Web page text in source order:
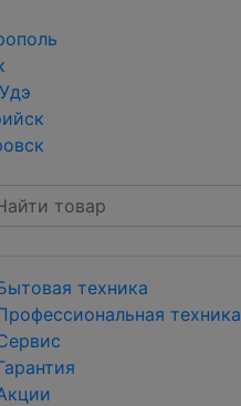
техника
техника